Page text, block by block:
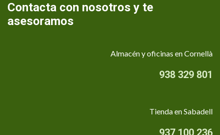
Contacta con nosotros y te
asesoramos
Almacén y oficinas en Cornellà
938 329 801
Tienda en Sabadell
937 100 236